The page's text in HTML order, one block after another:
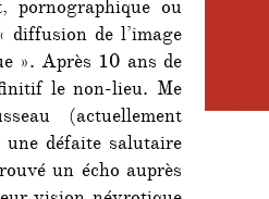
pornographique ou
de l’image
». Après 10 ans de
le non-lieu. Me
(actuellement
défaite salutaire
un écho auprès